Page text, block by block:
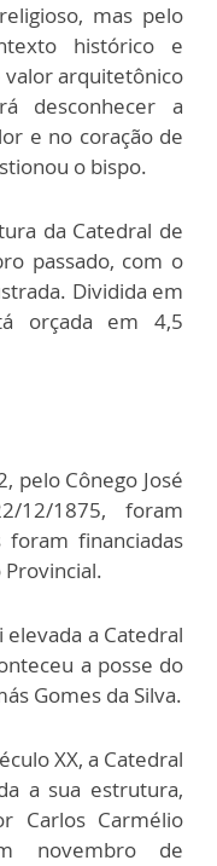
mas pelo
histórico e
arquitetônico
desconhecer a
e no coração de
o bispo.
da Catedral de
passado, com o
Dividida em
orçada em 4,5
pelo Cônego José
12/1875, foram
foram financiadas
Provincial.
a Catedral
a posse do
Gomes da Silva.
XX, a Catedral
a sua estrutura,
Carlos Carmélio
novembro de